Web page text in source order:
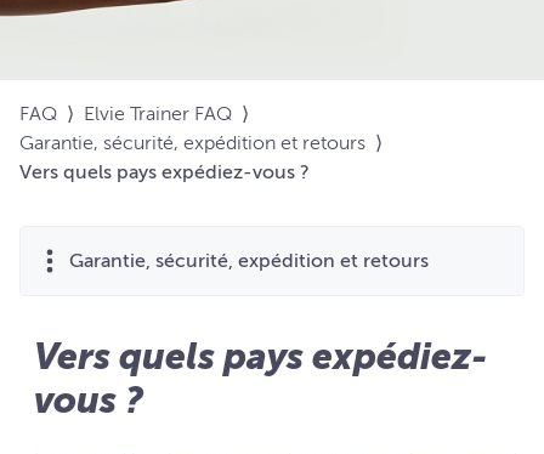
FAQ ⟩ Elvie Trainer FAQ ⟩
Garantie, sécurité, expédition et retours ⟩
Vers quels pays expédiez-vous ?
Garantie, sécurité, expédition et retours
Vers quels pays expédiez-
vous ?